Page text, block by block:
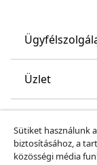
Üzlet
Fedezz fel
Sütiket használunk
biztosításához, a
közösségi média